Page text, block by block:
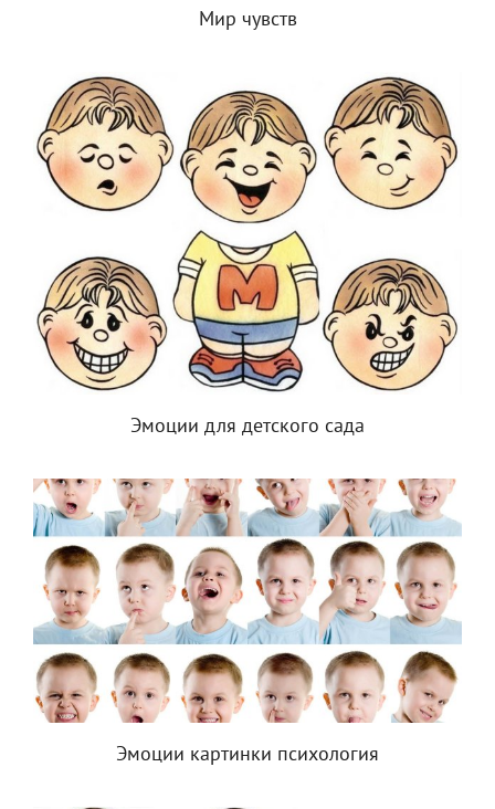
Мир чувств
Эмоции для детского сада
Эмоции картинки психология